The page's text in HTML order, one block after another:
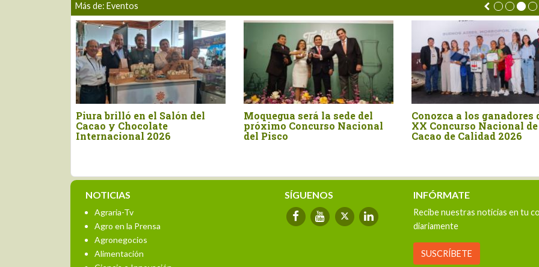
Más de: Eventos
Piura brilló en el Salón del
Cacao y Chocolate
Internacional 2026
Moquegua será la sede del
próximo Concurso Nacional
del Pisco
Conozca a los ganadores
XX Concurso Nacional de
Cacao de Calidad 2026
NOTICIAS
Agraria-Tv
Agro en la Prensa
Agronegocios
Alimentación
SÍGUENOS INFÓRMATE
Recibe nuestras noticias en tu
diariamente
SUSCRÍBETE